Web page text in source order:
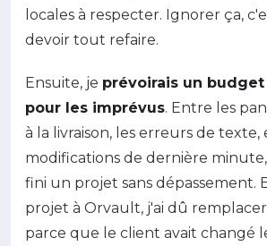
locales à respecter. Ignorer ça,
devoir tout refaire.
Ensuite, je prévoirais un budget
pour les imprévus. Entre les
à la livraison, les erreurs de texte,
modifications de dernière
fini un projet sans dépassement.
projet à Orvault, j'ai dû
parce que le client avait changé